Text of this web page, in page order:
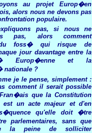
au projet Europ�en
alors nous ne devons pas
populaire.
pas, si nous ne
pas, alors comment
foss� qui risque de
jour davantage entre la
Europ�enne et la
nationale ?
je le pense, simplement :
comment il serait possible
que la Constitution
est un acte majeur et d'en
qu'elle doit �tre
parlementaires, sans que
la peine de solliciter